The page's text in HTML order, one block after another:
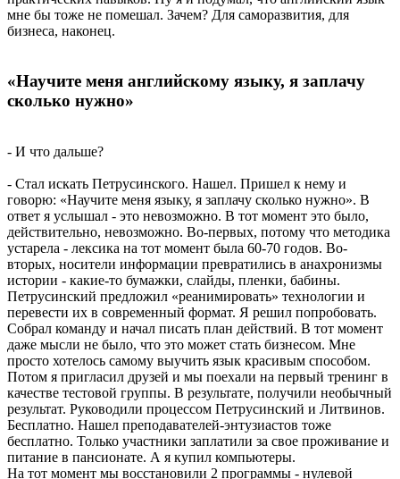
мне бы тоже не помешал. Зачем? Для саморазвития, для
бизнеса, наконец.
«Научите меня английскому языку, я заплачу
сколько нужно»
- И что дальше?
- Стал искать Петрусинского. Нашел. Пришел к нему и
говорю: «Научите меня языку, я заплачу сколько нужно». В
ответ я услышал - это невозможно. В тот момент это было,
действительно, невозможно. Во-первых, потому что методика
устарела - лексика на тот момент была 60-70 годов. Во-
вторых, носители информации превратились в анахронизмы
истории - какие-то бумажки, слайды, пленки, бабины.
Петрусинский предложил «реанимировать» технологии и
перевести их в современный формат. Я решил попробовать.
Собрал команду и начал писать план действий. В тот момент
даже мысли не было, что это может стать бизнесом. Мне
просто хотелось самому выучить язык красивым способом.
Потом я пригласил друзей и мы поехали на первый тренинг в
качестве тестовой группы. В результате, получили необычный
результат. Руководили процессом Петрусинский и Литвинов.
Бесплатно. Нашел преподавателей-энтузиастов тоже
бесплатно. Только участники заплатили за свое проживание и
питание в пансионате. А я купил компьютеры.
На тот момент мы восстановили 2 программы - нулевой